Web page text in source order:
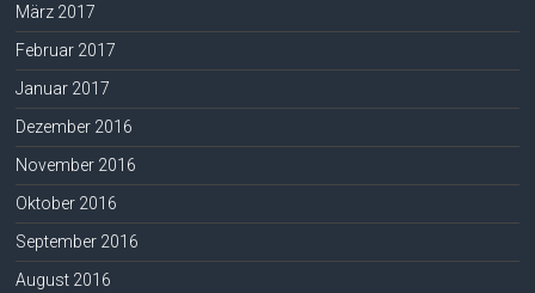
März 2017
Februar 2017
Januar 2017
Dezember 2016
November 2016
Oktober 2016
September 2016
August 2016